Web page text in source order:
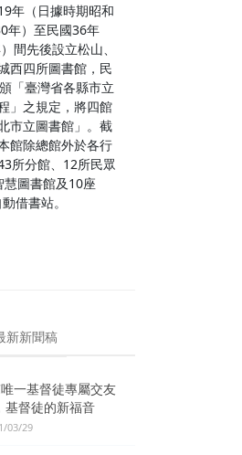
年（日據時期昭和
年）至民國36年
間先後設立松山、
西四所圖書館，民
「臺灣省各縣市立
」之規定，將四館
市立圖書館」。截
館除總館外於各行
所分館、12所民眾
圖書館及10座
借書站。
新新聞稿
唯一基督徒專屬交友
基督徒的新福音
03/29